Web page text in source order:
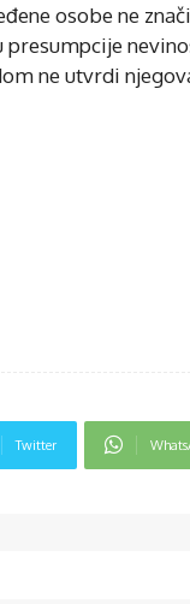
osobe ne
ne utvrdi
Twitter